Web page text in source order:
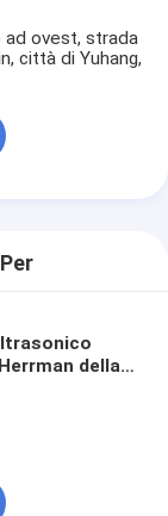
ad ovest, strada
città di Yuhang,
della